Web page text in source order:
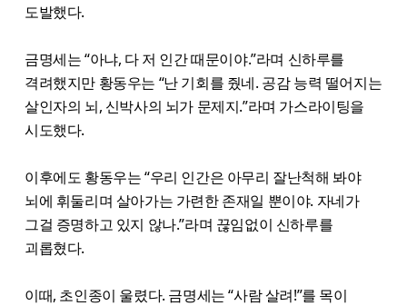
도발했다.
금명세는 “아냐, 다 저 인간 때문이야.”라며 신하루를
격려했지만 황동우는 “난 기회를 줬네. 공감 능력 떨어지는
살인자의 뇌, 신박사의 뇌가 문제지.”라며 가스라이팅을
시도했다.
이후에도 황동우는 “우리 인간은 아무리 잘난척해 봐야
뇌에 휘둘리며 살아가는 가련한 존재일 뿐이야. 자네가
그걸 증명하고 있지 않나.”라며 끊임없이 신하루를
괴롭혔다.
이때, 초인종이 울렸다. 금명세는 “사람 살려!”를 목이